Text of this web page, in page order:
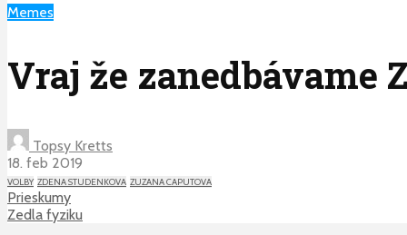
Memes
Vraj že zanedbávame
Topsy Kretts
18. feb 2019
VOLBY ZDENA STUDENKOVA ZUZANA CAPUTOVA
Prieskumy
Zedla fyziku